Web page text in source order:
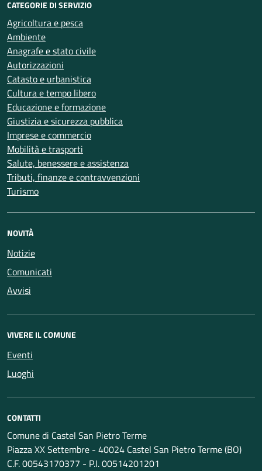
CATEGORIE DI SERVIZIO
Agricoltura e pesca
Ambiente
Anagrafe e stato civile
Autorizzazioni
Catasto e urbanistica
Cultura e tempo libero
Educazione e formazione
Giustizia e sicurezza pubblica
Imprese e commercio
Mobilità e trasporti
Salute, benessere e assistenza
Tributi, finanze e contravvenzioni
Turismo
NOVITÀ
Notizie
Comunicati
Avvisi
VIVERE IL COMUNE
Eventi
Luoghi
CONTATTI
Comune di Castel San Pietro Terme
Piazza XX Settembre - 40024 Castel San Pietro Terme (BO)
C.F. 00543170377 - P.I. 00514201201